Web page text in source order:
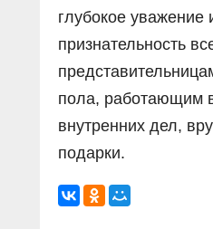
глубокое уважение
признательность
пола, работающим
внутренних дел,
подарки.